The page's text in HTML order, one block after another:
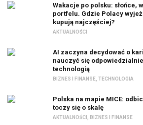
Wakacje po polsku: słońce,
portfelu. Gdzie Polacy
kupują najczęściej?
AKTUALNOŚCI
AI zaczyna decydować o
nauczyć się
technologią
BIZNES I FINANSE TECHNOLOGIA
Polska na mapie MICE:
toczy się o skalę
AKTUALNOŚCI BIZNES I FINANSE